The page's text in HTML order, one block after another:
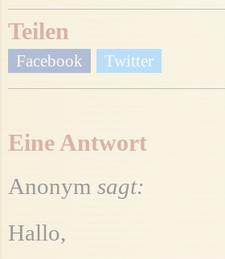
Teilen
Facebook Twitter
Eine Antwort
Anonym sagt:
Hallo,